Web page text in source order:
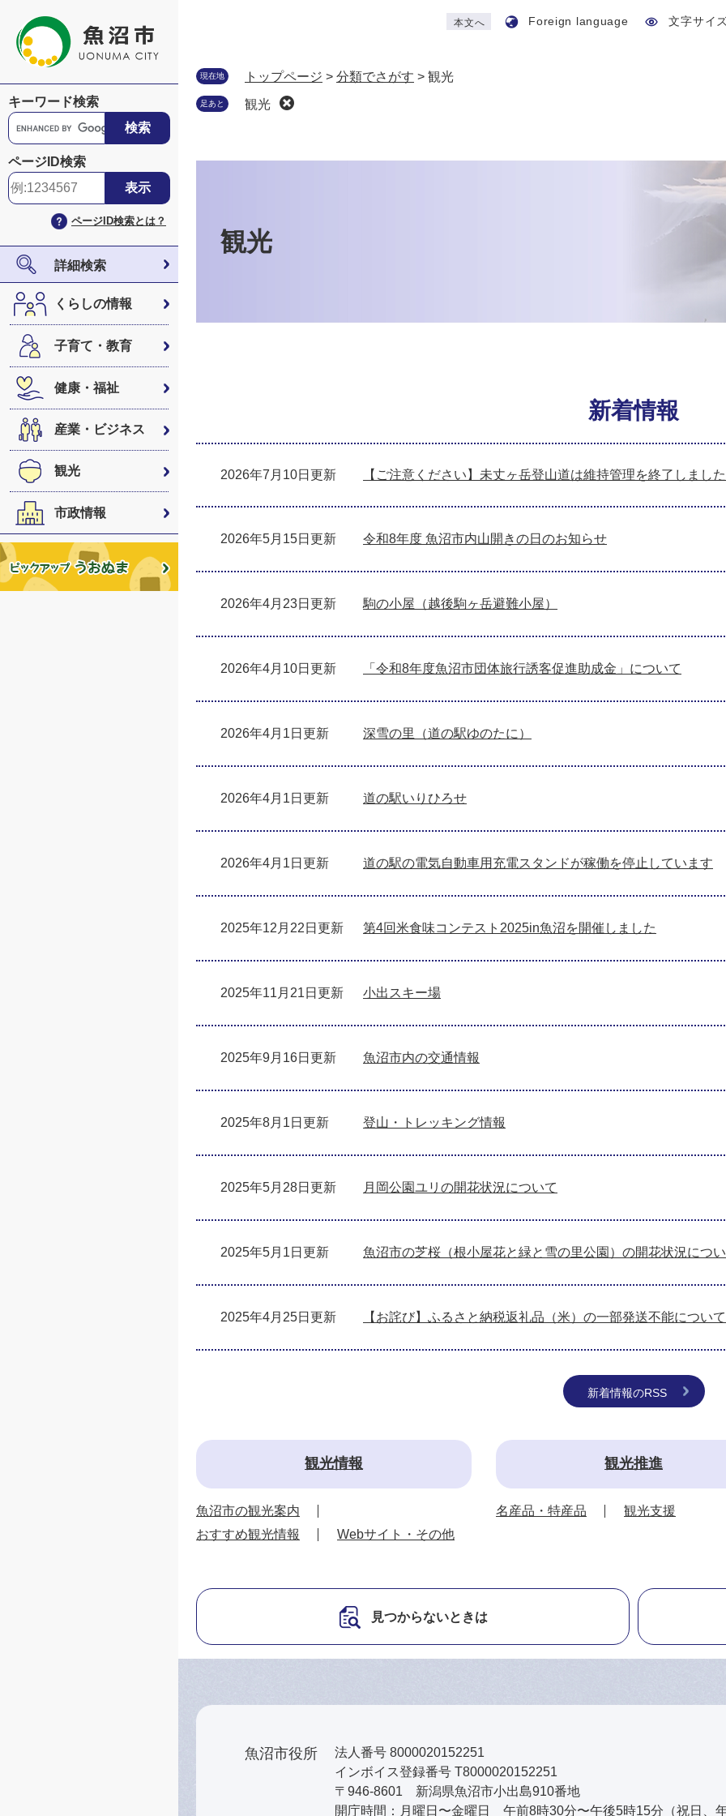
本文へ Foreign language 文字サイ
キーワード検索
G
o
o
g
ス
タ
ム
検
索
ページID検索
ページID検索とは？
詳細検索
くらしの情報
子育て・教育
健康・福祉
産業・ビジネス
観光
市政情報
現在地 トップページ > 分類でさがす > 観光
足あと 観光
観光
新着情報
2026年7月10日更新 【ご注意ください】未丈ヶ岳登山道は維持管理を終了しました
2026年5月15日更新 令和8年度 魚沼市内山開きの日のお知らせ
2026年4月23日更新 駒の小屋（越後駒ヶ岳避難小屋）
2026年4月10日更新 「令和8年度魚沼市団体旅行誘客促進助成金」について
2026年4月1日更新 深雪の里（道の駅ゆのたに）
2026年4月1日更新 道の駅いりひろせ
2026年4月1日更新 道の駅の電気自動車用充電スタンドが稼働を停止しています
2025年12月22日更新 第4回米食味コンテスト2025in魚沼を開催しました
2025年11月21日更新 小出スキー場
2025年9月16日更新 魚沼市内の交通情報
2025年8月1日更新 登山・トレッキング情報
2025年5月28日更新 月岡公園ユリの開花状況について
2025年5月1日更新 魚沼市の芝桜（根小屋花と緑と雪の里公園）の開花状況につ
2025年4月25日更新 【お詫び】ふるさと納税返礼品（米）の一部発送不能について
新着情報のRSS
観光情報
魚沼市の観光案内
おすすめ観光情報
Webサイト・その他
観光推進
名産品・特産品 観光支援
見つからないときは
魚沼市役所
法人番号 8000020152251
インボイス登録番号 T8000020152251
〒946-8601 新潟県魚沼市小出島910番地
開庁時間：月曜日〜金曜日 午前8時30分〜午後5時15分（祝日、